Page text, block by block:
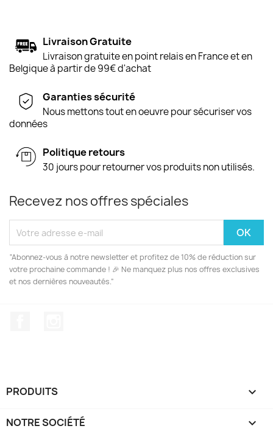
Livraison Gratuite
Livraison gratuite en point relais en France et en
Belgique à partir de 99€ d'achat
Garanties sécurité
Nous mettons tout en oeuvre pour sécuriser vos
données
Politique retours
30 jours pour retourner vos produits non utilisés.
Recevez nos offres spéciales
“Abonnez-vous à notre newsletter et profitez de 10% de réduction sur
votre prochaine commande ! 🎉 Ne manquez plus nos offres exclusives
et nos dernières nouveautés.”
PRODUITS 
NOTRE SOCIÉTÉ 